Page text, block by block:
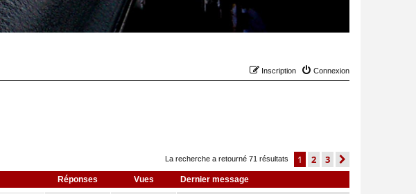
Connexion
Inscription
La recherche a retourné 71 résultats 1 2 3
Réponses Vues Dernier message